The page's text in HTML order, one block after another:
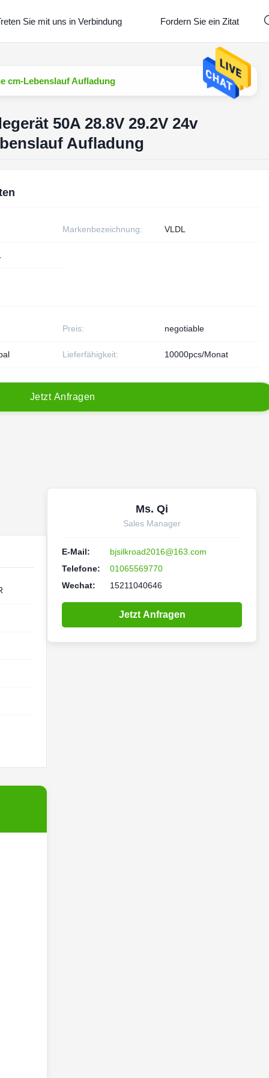
Sie mit uns in Verbindung Fordern Sie ein Zitat
cm-Lebenslauf Aufladung
50A 28.8V 29.2V 24v
Aufladung
Markenbezeichnung: VLDL
Preis: negotiable
Lieferfähigkeit: 10000pcs/Monat
Jetzt Anfragen
Ms. Qi
Sales Manager
E-Mail:
bjsilkroad2016@163.com
Telefone:
01065569770
Wechat:
15211040646
Jetzt Anfragen